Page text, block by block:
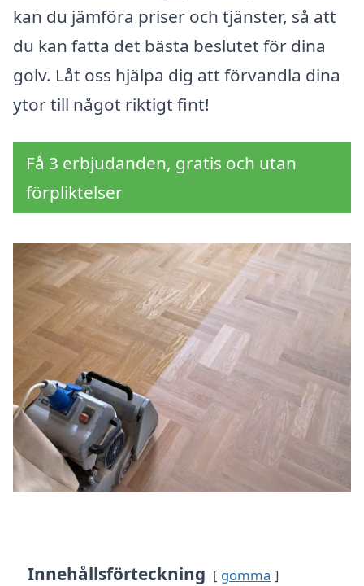
kan du jämföra priser och tjänster, så att
du kan fatta det bästa beslutet för dina
golv. Låt oss hjälpa dig att förvandla dina
ytor till något riktigt fint!
Få 3 erbjudanden, gratis och utan
förpliktelser
Innehållsförteckning gömma